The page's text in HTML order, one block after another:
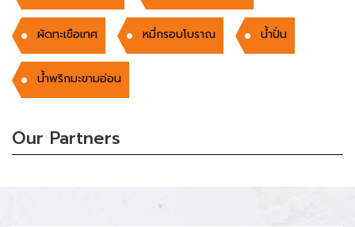
ผัดทะเขือเทศ หมี่กรอบโบราณ นํ้าปั่น
น้ำพริกมะขามอ่อน
Our Partners